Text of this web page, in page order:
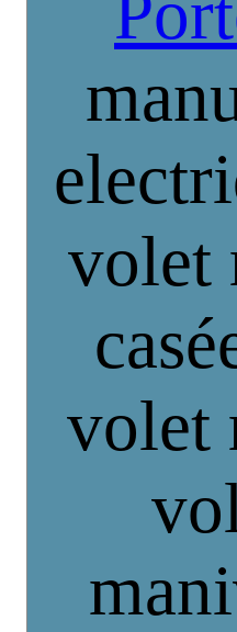
volet
volet